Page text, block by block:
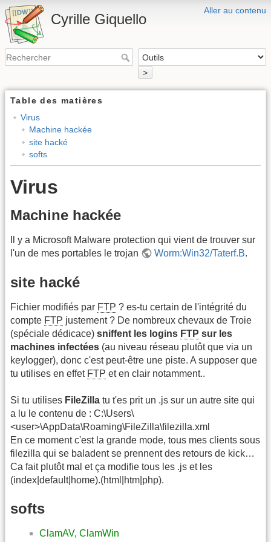
Aller au contenu
Cyrille Giquello
>
Table des matières
Virus
Machine hackée
site hacké
softs
Virus
Machine hackée
Il y a Microsoft Malware protection qui vient de trouver sur
l'un de mes portables le trojan
Worm:Win32/Taterf.B.
site hacké
Fichier modifiés par FTP ? es-tu certain de l'intégrité du
compte FTP justement ? De nombreux chevaux de Troie
(spéciale dédicace) sniffent les logins FTP sur les
machines infectées (au niveau réseau plutôt que via un
keylogger), donc c'est peut-être une piste. A supposer que
tu utilises en effet FTP et en clair notamment..
Si tu utilises FileZilla tu t'es prit un .js sur un autre site qui
a lu le contenu de : C:\Users\
<user>\AppData\Roaming\FileZilla\filezilla.xml
En ce moment c'est la grande mode, tous mes clients sous
filezilla qui se baladent se prennent des retours de kick…
Ca fait plutôt mal et ça modifie tous les .js et les
(index|default|home).(html|htm|php).
softs
ClamAV, ClamWin